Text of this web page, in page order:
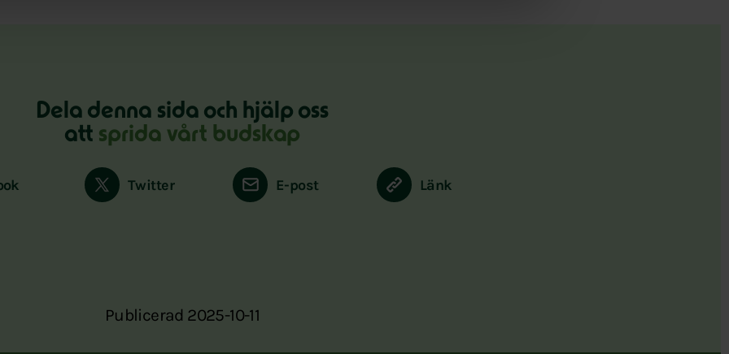
Dela denna sida och hjälp oss
att sprida vårt budskap
Twitter E-post Länk
Publicerad 2025-10-11